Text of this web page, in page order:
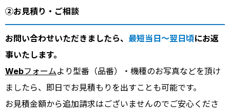
②お見積り・ご相談
お問い合わせいただきましたら、 最短当日～翌日頃にお返
事いたします。
Webフォームより型番（品番）・機種のお写真などを頂け
ましたら、即日でお見積もりを出すことも可能です。
お見積金額から追加請求はございませんのでご安心くださ